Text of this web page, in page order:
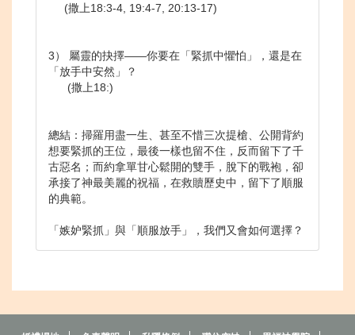
(撒上18:3-4, 19:4-7, 20:13-17)
3） 屬靈的抉擇——你要在「緊抓中懼怕」，還是在
「放手中安然」？
(撒上18:)
總結：掃羅用盡一生、甚至不惜三次提槍、公開背約
想要緊抓的王位，最後一樣也留不住，反而留下了千
古惡名；而約拿單甘心鬆開的雙手，脫下的戰袍，卻
承接了神最美麗的祝福，在救贖歷史中，留下了順服
的典範。
「嫉妒緊抓」與「順服放手」，我們又會如何選擇？